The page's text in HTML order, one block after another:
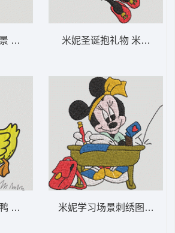
夕阳倒影的剪影-DST格式
花冠鸭-DST格式
米妮圣诞抱礼物 米妮 62-
米妮学习场景刺绣图 米妮